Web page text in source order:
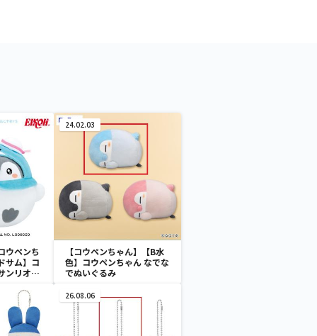
ウペンち
サム】コ
ンリオキ
キシー
24.02.03
【コウペンちゃん】【B水
色】コウペンちゃん なでな
でぬいぐるみ
26.08.06